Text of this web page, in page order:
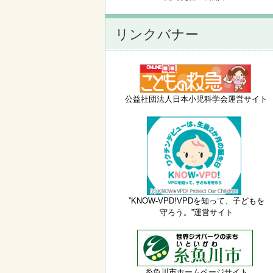
リンクバナー
公益社団法人日本小児科学会運営サイト
”KNOW-VPD!VPDを知って、子どもを
守ろう。”運営サイト